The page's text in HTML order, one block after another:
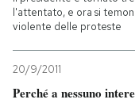
PODCAST
l'attentato, e ora si
violente delle proteste
20/9/2011
Perché a nessuno